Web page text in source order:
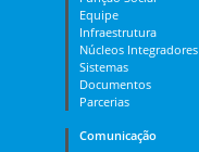
Equipe
Infraestrutura
Núcleos Integradores
Sistemas
Documentos
Parcerias
Comunicação